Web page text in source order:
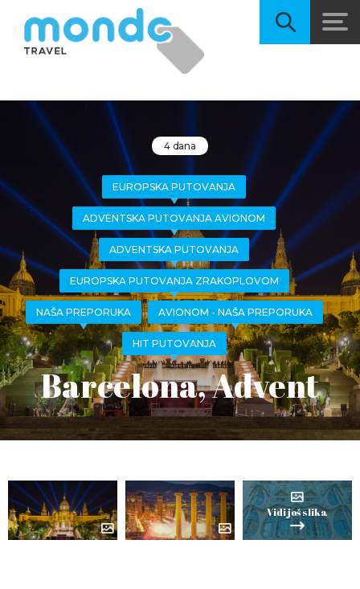
4 dana
EUROPSKA PUTOVANJA
ADVENTSKA PUTOVANJA AVIONOM
ADVENTSKA PUTOVANJA
EUROPSKA PUTOVANJA ZRAKOPLOVOM
NAŠA PREPORUKA AVIONOM - NAŠA PREPORUKA
HIT PUTOVANJA
Barcelona, Advent
Vidi još slika